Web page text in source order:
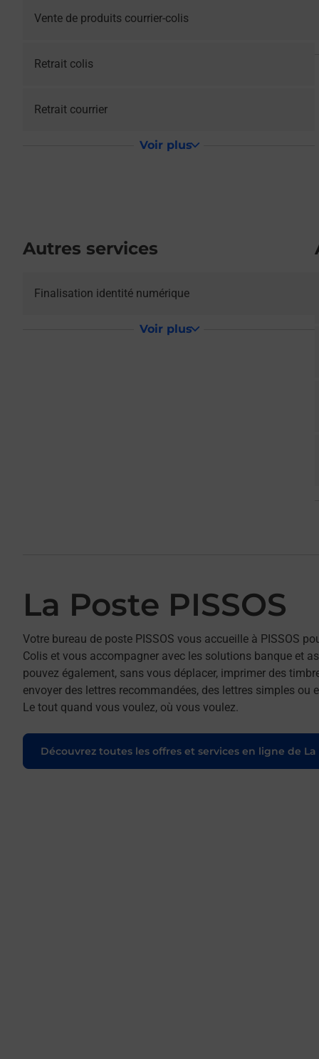
Vente de produits courrier-colis
Retrait colis
Retrait courrier
Voir plus
Autres services
Finalisation identité numérique
Voir plus
La Poste PISSOS
Votre bureau de poste PISSOS vous accueille à PISSOS
Colis et vous accompagner avec les solutions banque et
pouvez également, sans vous déplacer, imprimer des
envoyer des lettres recommandées, des lettres simples
Le tout quand vous voulez, où vous voulez.
Découvrez toutes les offres et services en ligne de La